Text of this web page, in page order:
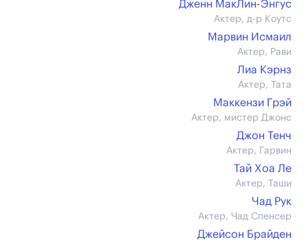
Дженн МакЛин-Энгус
Актер, д-р Коутс
Марвин Исмаил
Актер, Рави
Лиа Кэрнз
Актер, Тата
Маккензи Грэй
Актер, мистер Джонс
Джон Тенч
Актер, Гарвин
Тай Хоа Ле
Актер, Таши
Чад Рук
Актер, Чад Спенсер
Джейсон Брайден